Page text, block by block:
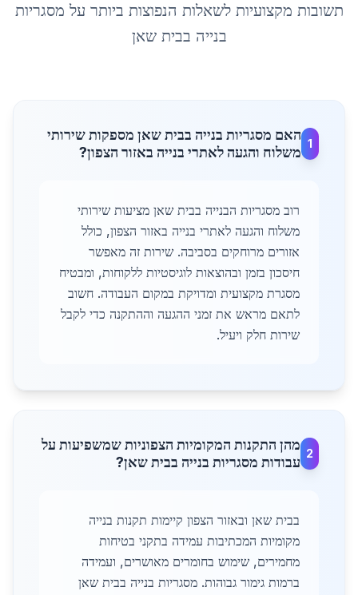
תשובות מקצועיות לשאלות הנפוצות ביותר על מסגריות
בנייה בבית שאן
1
האם מסגריות בנייה בבית שאן מספקות שירותי
משלוח והגעה לאתרי בנייה באזור הצפון?
רוב מסגריות הבנייה בבית שאן מציעות שירותי
משלוח והגעה לאתרי בנייה באזור הצפון, כולל
אזורים מרוחקים בסביבה. שירות זה מאפשר
חיסכון בזמן ובהוצאות לוגיסטיות ללקוחות, ומבטיח
מסגרת מקצועית ומדויקת במקום העבודה. חשוב
לתאם מראש את זמני ההגעה וההתקנה כדי לקבל
שירות חלק ויעיל.
2
מהן התקנות המקומיות הצפוניות שמשפיעות על
עבודות מסגריות בנייה בבית שאן?
בבית שאן ובאזור הצפון קיימות תקנות בנייה
מקומיות המכתיבות עמידה בתקני בטיחות
מחמירים, שימוש בחומרים מאושרים, ועמידה
ברמות גימור גבוהות. מסגריות בנייה בבית שאן